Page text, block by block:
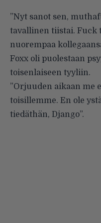
”Nyt sanot sen,
tavallinen tiistai. Fuck
nuorempaa
Foxx oli puolestaan
toisenlaiseen tyyliin.
”Orjuuden aikaan me
toisillemme. En ole
tiedäthän, Django”.